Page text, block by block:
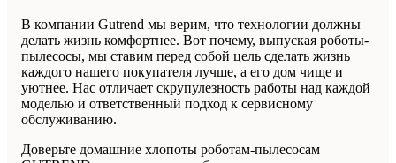
В компании Gutrend мы верим, что технологии должны
делать жизнь комфортнее. Вот почему, выпуская роботы-
пылесосы, мы ставим перед собой цель сделать жизнь
каждого нашего покупателя лучше, а его дом чище и
уютнее. Нас отличает скрупулезность работы над каждой
моделью и ответственный подход к сервисному
обслуживанию.
Доверьте домашние хлопоты роботам-пылесосам